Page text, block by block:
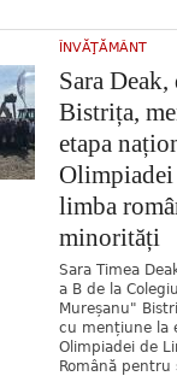
ÎNVĂŢĂMÂNT
Sara
Bistrița,
etapa
Olimpiadei
limba
minorități
Sara Timea
a B de la
Mureșanu"
cu mențiune la
Olimpiadei de
Română pentru